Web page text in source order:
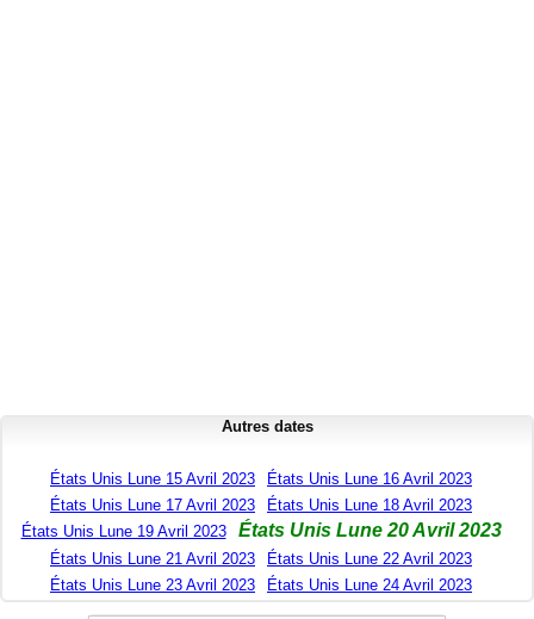
Autres dates
États Unis Lune 15 Avril 2023
États Unis Lune 16 Avril 2023
États Unis Lune 17 Avril 2023
États Unis Lune 18 Avril 2023
États Unis Lune 19 Avril 2023
États Unis Lune 20 Avril 2023
États Unis Lune 21 Avril 2023
États Unis Lune 22 Avril 2023
États Unis Lune 23 Avril 2023
États Unis Lune 24 Avril 2023